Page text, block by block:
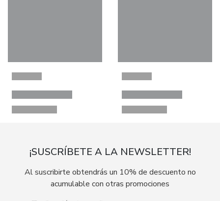
¡SUSCRÍBETE A LA NEWSLETTER!
Al suscribirte obtendrás un 10% de descuento no
acumulable con otras promociones